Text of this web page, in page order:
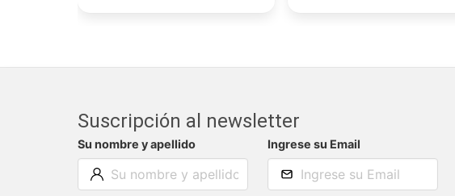
Suscripción al newsletter
Su nombre y apellido Ingrese su Email